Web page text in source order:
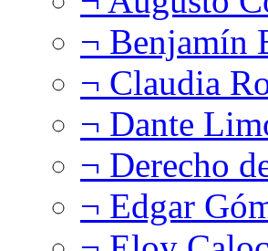
¬ Benjamín
¬ Claudia
¬ Dante
¬ Derecho
¬ Edgar